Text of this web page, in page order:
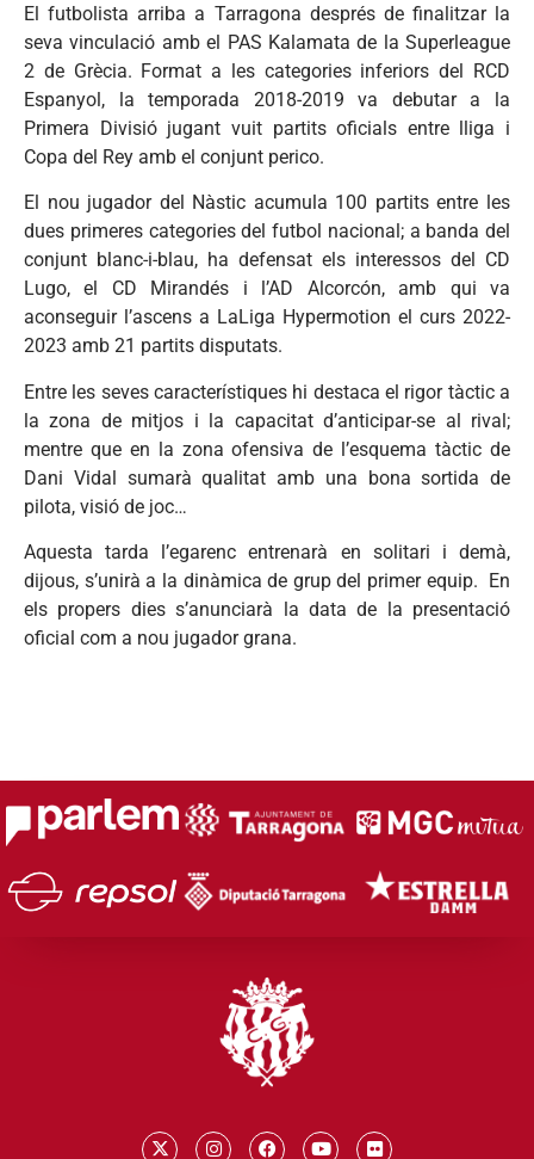
El futbolista arriba a Tarragona després de finalitzar la
seva vinculació amb el PAS Kalamata de la Superleague
2 de Grècia. Format a les categories inferiors del RCD
Espanyol, la temporada 2018-2019 va debutar a la
Primera Divisió jugant vuit partits oficials entre lliga i
Copa del Rey amb el conjunt perico.
El nou jugador del Nàstic acumula 100 partits entre les
dues primeres categories del futbol nacional; a banda del
conjunt blanc-i-blau, ha defensat els interessos del CD
Lugo, el CD Mirandés i l’AD Alcorcón, amb qui va
aconseguir l’ascens a LaLiga Hypermotion el curs 2022-
2023 amb 21 partits disputats.
Entre les seves característiques hi destaca el rigor tàctic a
la zona de mitjos i la capacitat d’anticipar-se al rival;
mentre que en la zona ofensiva de l’esquema tàctic de
Dani Vidal sumarà qualitat amb una bona sortida de
pilota, visió de joc…
Aquesta tarda l’egarenc entrenarà en solitari i demà,
dijous, s’unirà a la dinàmica de grup del primer equip. En
els propers dies s’anunciarà la data de la presentació
oficial com a nou jugador grana.